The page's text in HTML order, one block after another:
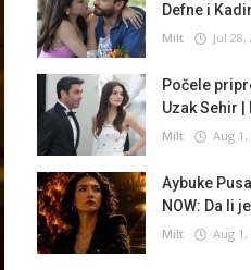
Defne i
Milt Jul 28,
Počele
Uzak Sehir |
Milt Aug 1,
Aybuke
NOW: Da li
Milt Aug 1,